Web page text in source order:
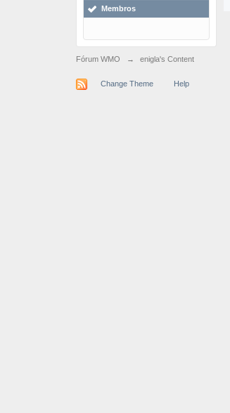
Membros
Fórum WMO → enigla's Content
Change Theme Help